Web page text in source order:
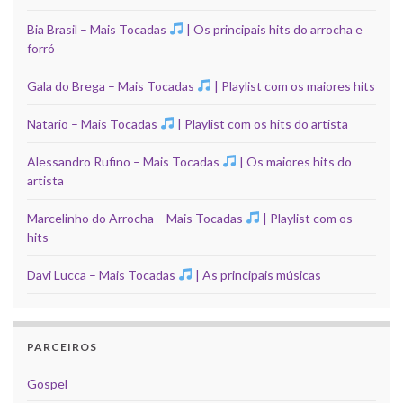
Bia Brasil – Mais Tocadas
| Os principais hits do arrocha e
forró
Gala do Brega – Mais Tocadas | Playlist com os maiores hits
Natario – Mais Tocadas | Playlist com os hits do artista
Alessandro Rufino – Mais Tocadas
| Os maiores hits do
artista
Marcelinho do Arrocha – Mais Tocadas
| Playlist com os
hits
Davi Lucca – Mais Tocadas | As principais músicas
PARCEIROS
Gospel